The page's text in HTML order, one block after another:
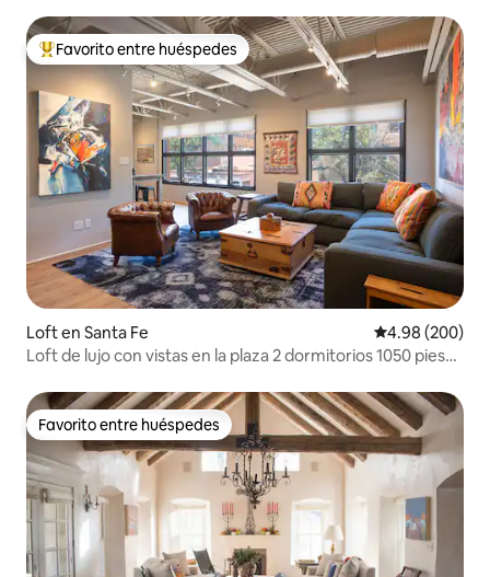
Favorito entre huéspedes preferido
Favorito entre huéspedes
Loft en Santa Fe Calificación
4.98 (200)
Loft de lujo con vistas en la plaza 2 dormitorios 1050 pies
Favorito entre huéspedes
Favorito entre huéspedes